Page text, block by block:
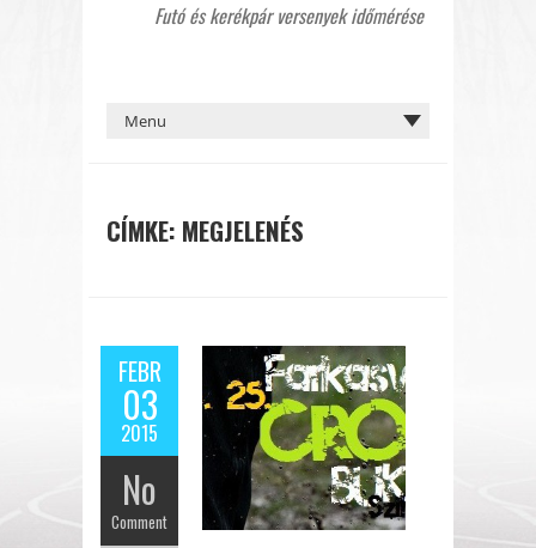
Futó és kerékpár versenyek időmérése
CÍMKE: MEGJELENÉS
FEBR
03
2015
No
Comment